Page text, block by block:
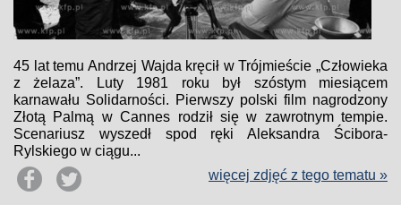
45 lat temu Andrzej Wajda kręcił w Trójmieście „Człowieka
z żelaza”. Luty 1981 roku był szóstym miesiącem
karnawału Solidarności. Pierwszy polski film nagrodzony
Złotą Palmą w Cannes rodził się w zawrotnym tempie.
Scenariusz wyszedł spod ręki Aleksandra Ścibora-
Rylskiego w ciągu...
więcej zdjęć z tego tematu »